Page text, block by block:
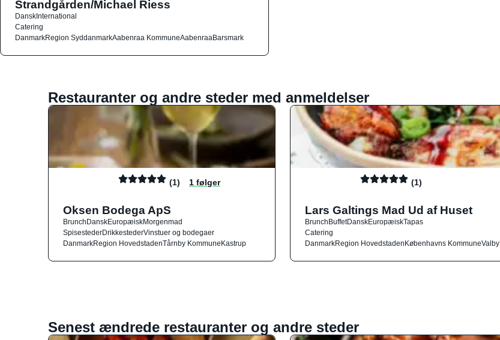
Strandgården/Michael Riess
DanskInternational
Catering
DanmarkRegion SyddanmarkAabenraa KommuneAabenraaBarsmark
Restauranter og andre steder med anmeldelser
(1) 1 følger
Oksen Bodega ApS
BrunchDanskEuropæiskMorgenmad
SpisestederDrikkestederVinstuer og bodegaer
DanmarkRegion HovedstadenTårnby KommuneKastrup
(1)
Lars Galtings Mad Ud af Huset
BrunchBuffetDanskEuropæiskTapas
Catering
DanmarkRegion HovedstadenKøbenhavns KommuneValby
Senest ændrede restauranter og andre steder